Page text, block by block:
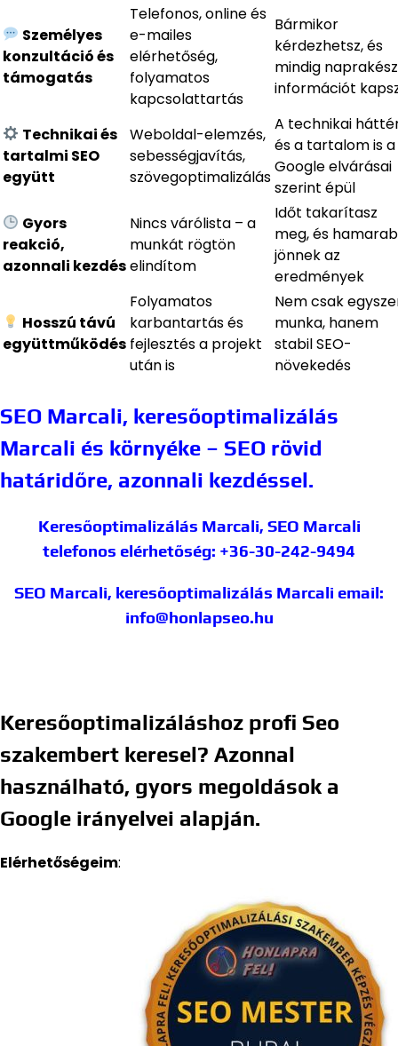
Személyes
konzultáció és
támogatás
Telefonos, online és
e-mailes
elérhetőség,
folyamatos
kapcsolattartás
Bármikor
kérdezhetsz, és
mindig naprakész
információt
Technikai és
tartalmi SEO
együtt
Weboldal-elemzés,
sebességjavítás,
szövegoptimalizálás
A technikai
és a tartalom is a
Google elvárásai
szerint épül
Gyors
reakció,
azonnali kezdés
Nincs várólista – a
munkát rögtön
elindítom
Időt takarítasz
meg, és
jönnek az
eredmények
Hosszú távú
együttműködés
Folyamatos
karbantartás és
fejlesztés a projekt
után is
Nem csak
munka, hanem
stabil SEO-
növekedés
SEO Marcali, keresőoptimalizálás
Marcali és környéke – SEO rövid
határidőre, azonnali kezdéssel.
Keresőoptimalizálás Marcali, SEO Marcali
telefonos elérhetőség: +36-30-242-9494
SEO Marcali, keresőoptimalizálás Marcali email:
info@honlapseo.hu
Keresőoptimalizáláshoz profi Seo
szakembert keresel? Azonnal
használható, gyors megoldások a
Google irányelvei alapján.
Elérhetőségeim: